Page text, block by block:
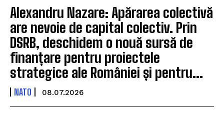
Alexandru Nazare: Apărarea colectivă
are nevoie de capital colectiv. Prin
DSRB, deschidem o nouă sursă de
finanțare pentru proiectele
strategice ale României și pentru...
NATO 08.07.2026